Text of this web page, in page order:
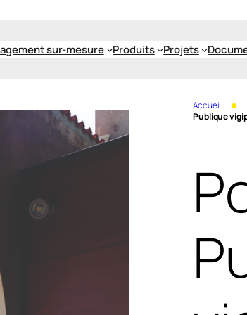
sur-mesure Produits Projets
Accueil
Publique